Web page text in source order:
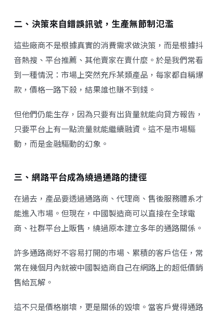
二、決策來自錯誤訊號，生產無節制氾濫
這些廠商不是根據真實的消費需求做決策，而是根據抖
音熱搜、平台推薦、其他賣家在賣什麼。於是我們常看
到一種情況：市場上突然充斥某類產品，每家都自稱爆
款，價格一路下殺，結果誰也賺不到錢。
但他們仍能生存，因為只要有出貨量就能向貸方報告，
只要平台上有一點流量就能繼續融資。這不是市場驅
動，而是金融驅動的幻象。
三、網路平台成為繞過通路的捷徑
在過去，產品要透過通路商、代理商、售後服務體系才
能進入市場。但現在，中國製造商可以直接在全球電
商、社群平台上販售，繞過原本建立多年的通路關係。
許多通路商好不容易打開的市場、累積的客戶信任，常
常在幾個月內就被中國製造商自己在網路上的超低價銷
售給瓦解。
這不只是價格崩壞，更是關係的毀壞。當客戶覺得通路